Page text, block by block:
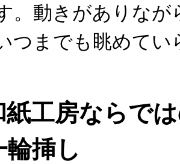
。動きがありなが
つまでも眺めてい
紙工房ならで
輪挿し